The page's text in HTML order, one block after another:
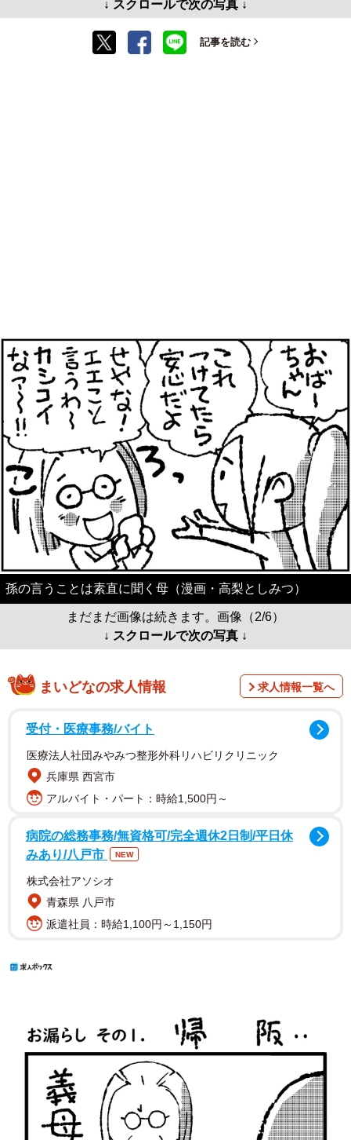
↓ スクロールで次の写真 ↓
記事を読む
孫の言うことは素直に聞く母（漫画・高梨としみつ）
まだまだ画像は続きます。画像（2/6）
↓ スクロールで次の写真 ↓
まいどなの求人情報 求人情報一覧へ
受付・医療事務/バイト
医療法人社団みやみつ整形外科リハビリクリニック
兵庫県 西宮市
アルバイト・パート：時給1,500円～
病院の総務事務/無資格可/完全週休2日制/平日休
みあり/八戸市
NEW
株式会社アソシオ
青森県 八戸市
派遣社員：時給1,100円～1,150円